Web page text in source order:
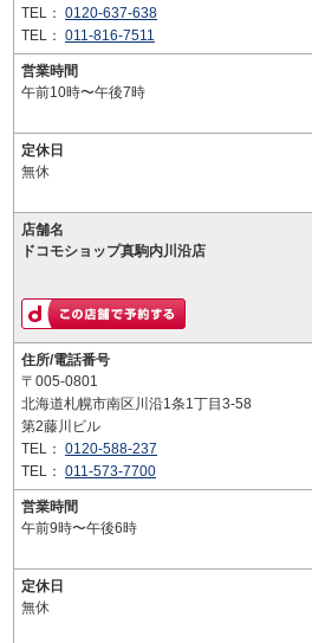
TEL： 0120-637-638
TEL： 011-816-7511
営業時間
午前10時〜午後7時
定休日
無休
店舗名
ドコモショップ真駒内川沿店
住所/電話番号
〒005-0801
北海道札幌市南区川沿1条1丁目3-58
第2藤川ビル
TEL： 0120-588-237
TEL： 011-573-7700
営業時間
午前9時〜午後6時
定休日
無休